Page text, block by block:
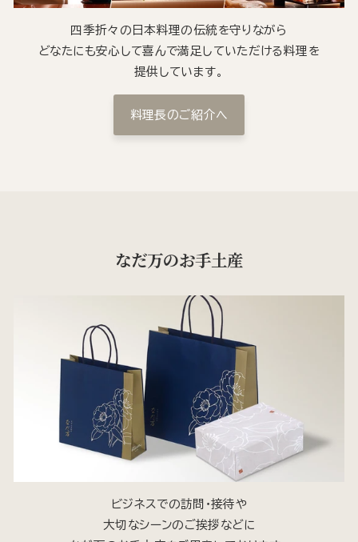
四季折々の日本料理の伝統を守りながら
どなたにも安心して喜んで満足していただける料理を
提供しています。
料理長のご紹介へ
なだ万のお手土産
ビジネスでの訪問・接待や
大切なシーンのご挨拶などに